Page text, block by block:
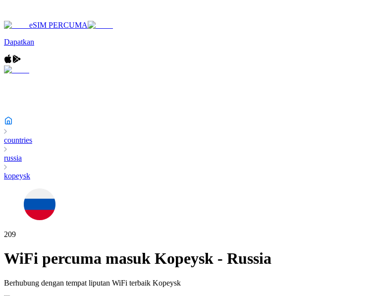
eSIM PERCUMA
Dapatkan
countries
russia
kopeysk
209
WiFi percuma masuk Kopeysk - Russia
Berhubung dengan tempat liputan WiFi terbaik Kopeysk